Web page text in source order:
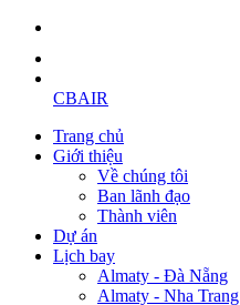
CBAIR
Trang chủ
Giới thiệu
Về chúng tôi
Ban lãnh đạo
Thành viên
Dự án
Lịch bay
Almaty - Đà Nẵng
Almaty - Nha Trang